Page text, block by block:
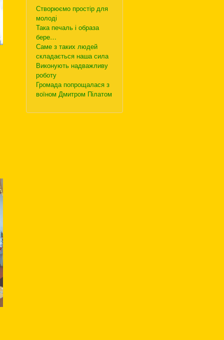
Створюємо простір для
молоді
Така печаль і образа
бере…
Саме з таких людей
складається наша сила
Виконують надважливу
роботу
Громада попрощалася з
воїном Дмитром Пілатом